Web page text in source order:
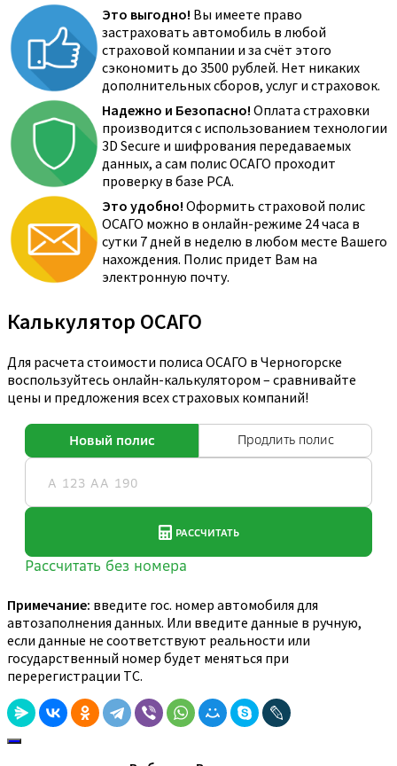
Это выгодно! Вы имеете право
застраховать автомобиль в любой
страховой компании и за счёт этого
сэкономить до 3500 рублей. Нет никаких
дополнительных сборов, услуг и страховок.
Надежно и Безопасно! Оплата страховки
производится с использованием технологии
3D Secure и шифрования передаваемых
данных, а сам полис ОСАГО проходит
проверку в базе РСА.
Это удобно! Оформить страховой полис
ОСАГО можно в онлайн-режиме 24 часа в
сутки 7 дней в неделю в любом месте Вашего
нахождения. Полис придет Вам на
электронную почту.
Калькулятор ОСАГО
Для расчета стоимости полиса ОСАГО в Черногорске
воспользуйтесь онлайн-калькулятором – сравнивайте
цены и предложения всех страховых компаний!
Примечание: введите гос. номер автомобиля для
автозаполнения данных. Или введите данные в ручную,
если данные не соответствуют реальности или
государственный номер будет меняться при
перерегистрации ТС.